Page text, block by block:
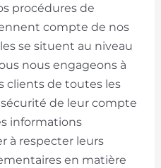
procédures de
compte de nos
se situent au niveau
nous engageons à
clients de toutes les
de leur compte
informations
à respecter leurs
en matière